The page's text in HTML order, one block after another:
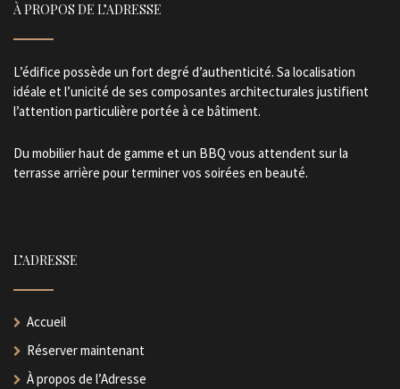
À PROPOS DE L’ADRESSE
L’édifice possède un fort degré d’authenticité. Sa localisation
idéale et l’unicité de ses composantes architecturales justifient
l’attention particulière portée à ce bâtiment.
Du mobilier haut de gamme et un BBQ vous attendent sur la
terrasse arrière pour terminer vos soirées en beauté.
L’ADRESSE
Accueil
Réserver maintenant
À propos de l’Adresse